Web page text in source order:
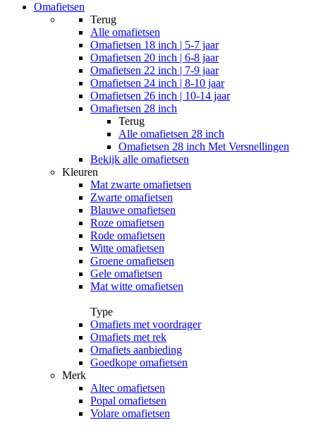
Omafietsen
Terug
Alle omafietsen
Omafietsen 18 inch | 5-7 jaar
Omafietsen 20 inch | 6-8 jaar
Omafietsen 22 inch | 7-9 jaar
Omafietsen 24 inch | 8-10 jaar
Omafietsen 26 inch | 10-14 jaar
Omafietsen 28 inch
Terug
Alle omafietsen 28 inch
Omafietsen 28 inch Met Versnellingen
Bekijk alle omafietsen
Kleuren
Mat zwarte omafietsen
Zwarte omafietsen
Blauwe omafietsen
Roze omafietsen
Rode omafietsen
Witte omafietsen
Groene omafietsen
Gele omafietsen
Mat witte omafietsen
Type
Omafiets met voordrager
Omafiets met rek
Omafiets aanbieding
Goedkope omafietsen
Merk
Altec omafietsen
Popal omafietsen
Volare omafietsen